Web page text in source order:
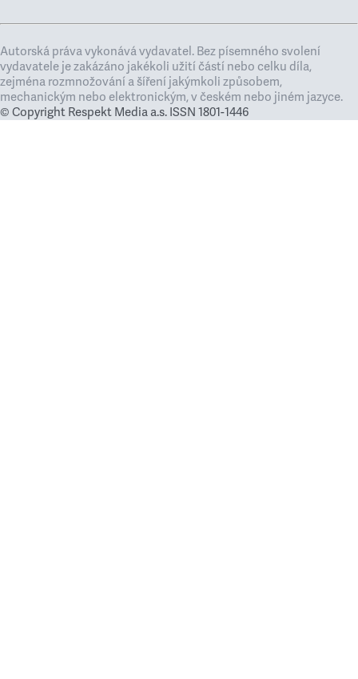
Autorská práva vykonává vydavatel. Bez písemného svolení
vydavatele je zakázáno jakékoli užití částí nebo celku díla,
zejména rozmnožování a šíření jakýmkoli způsobem,
mechanickým nebo elektronickým, v českém nebo jiném jazyce.
© Copyright Respekt Media a.s. ISSN 1801-1446